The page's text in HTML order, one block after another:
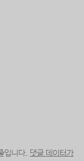
입니다. 댓글 데이터가